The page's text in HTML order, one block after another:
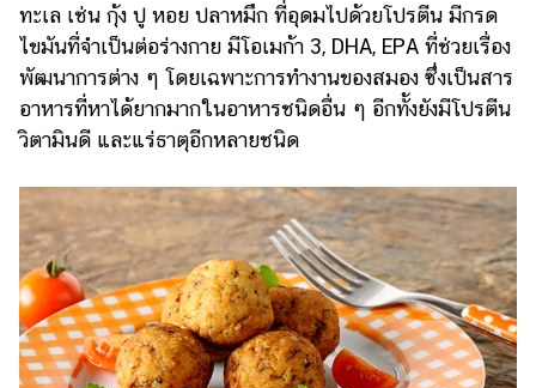
ทะเล เช่น กุ้ง ปู หอย ปลาหมึก ที่อุดมไปด้วยโปรตีน มีกรด
ไขมันที่จำเป็นต่อร่างกาย มีโอเมก้า 3, DHA, EPA ที่ช่วยเรื่อง
พัฒนาการต่าง ๆ โดยเฉพาะการทำงานของสมอง ซึ่งเป็นสาร
อาหารที่หาได้ยากมากในอาหารชนิดอื่น ๆ อีกทั้งยังมีโปรตีน
วิตามินดี และแร่ธาตุอีกหลายชนิด